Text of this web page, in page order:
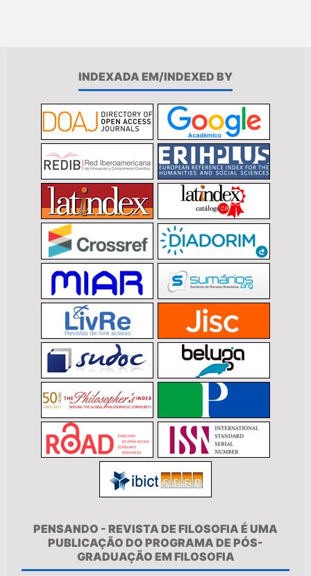
INDEXADA EM/INDEXED BY
PENSANDO - REVISTA DE FILOSOFIA É UMA
PUBLICAÇÃO DO PROGRAMA DE PÓS-
GRADUAÇÃO EM FILOSOFIA